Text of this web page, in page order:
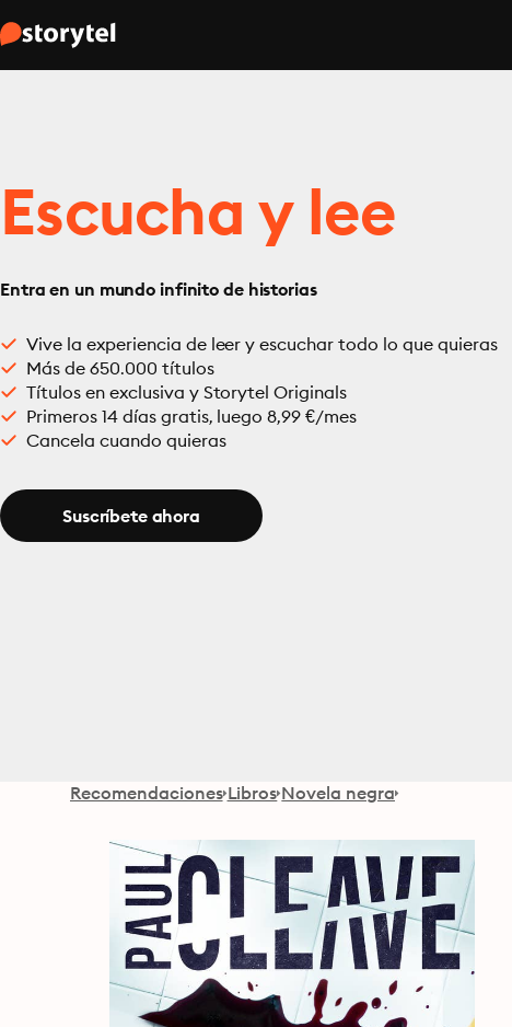
Escucha y lee
Entra en un mundo infinito de historias
Vive la experiencia de leer y escuchar todo lo que quieras
Más de 650.000 títulos
Títulos en exclusiva y Storytel Originals
Primeros 14 días gratis, luego 8,99 €/mes
Cancela cuando quieras
Suscríbete ahora
Recomendaciones Libros Novela negra